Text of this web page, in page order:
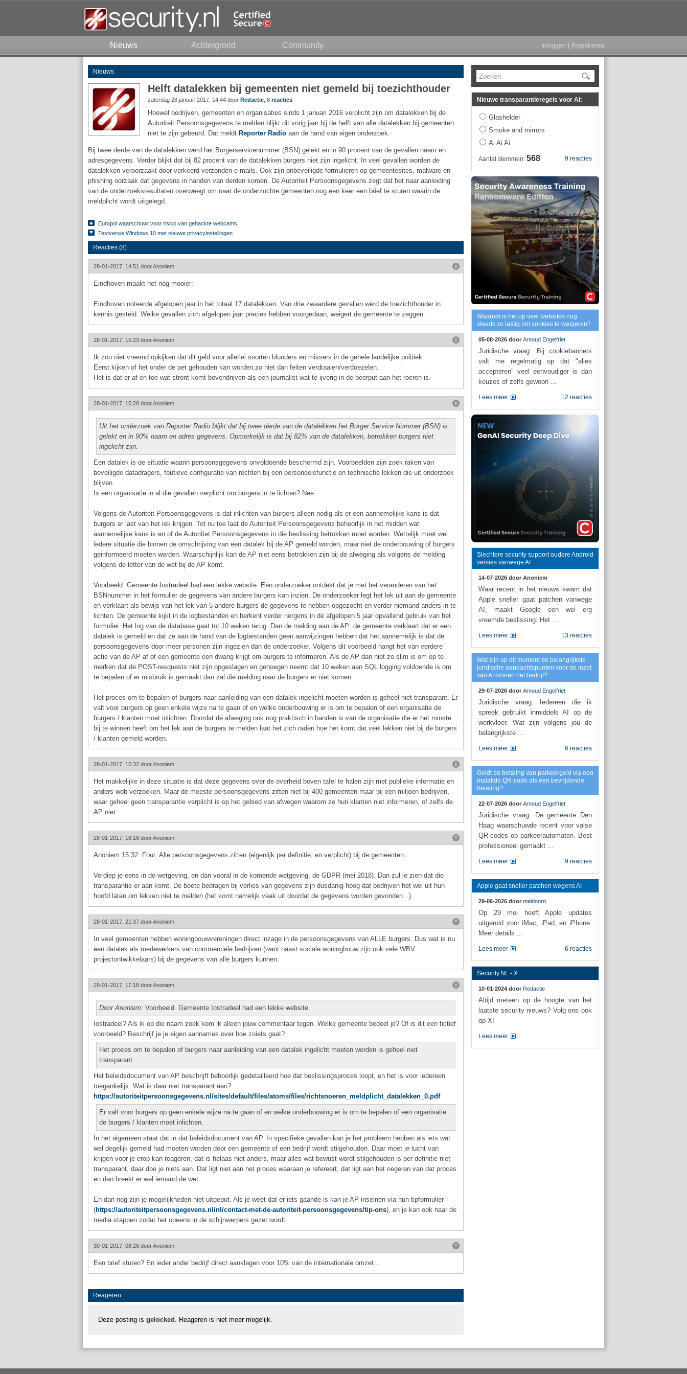
Nieuws Achtergrond Community Inloggen Registreren
Nieuws
Helft datalekken bij gemeenten niet gemeld bij toezichthouder
zaterdag 28 januari 2017, 14:44 door Redactie , 8 reacties
Hoewel bedrijven, gemeenten en organisaties sinds 1 januari 2016 verplicht zijn om datalekken bij de
Autoriteit Persoonsgegevens te melden blijkt dit vorig jaar bij de helft van alle datalekken bij gemeenten
niet te zijn gebeurd. Dat meldt Reporter Radio aan de hand van eigen onderzoek.
Bij twee derde van de datalekken werd het Burgerservicenummer (BSN) gelekt en in 90 procent van de gevallen naam en
adresgegevens. Verder blijkt dat bij 82 procent van de datalekken burgers niet zijn ingelicht. In veel gevallen worden de
datalekken veroorzaakt door verkeerd verzonden e-mails. Ook zijn onbeveiligde formulieren op gemeentesites, malware en
phishing oorzaak dat gegevens in handen van derden komen. De Autoriteit Persoonsgegevens zegt dat het naar aanleiding
van de onderzoeksresultaten overweegt om naar de onderzochte gemeenten nog een keer een brief te sturen waarin de
meldplicht wordt uitgelegd.
Europol waarschuwt voor risico van gehackte webcams
Testversie Windows 10 met nieuwe privacyinstellingen
Reacties (8)
28-01-2017, 14:51 doorAnoniem
Eindhoven maakt het nog mooier:
Eindhoven noteerde afgelopen jaar in het totaal 17 datalekken. Van drie zwaardere gevallen werd de toezichthouder in
kennis gesteld. Welke gevallen zich afgelopen jaar precies hebben voorgedaan, weigert de gemeente te zeggen.
28-01-2017, 15:23 doorAnoniem
Ik zou niet vreemd opkijken dat dit geld voor allerlei soorten blunders en missers in de gehele landelijke politiek.
Eerst kijken of het onder de pet gehouden kan worden,zo niet dan feiten verdraaien/verdoezelen.
Het is dat er af en toe wat stront komt bovendrijven als een journalist wat te ijverig in de beerput aan het roeren is.
28-01-2017, 15:28 doorAnoniem
Uit het onderzoek van Reporter Radio blijkt dat bij twee derde van de datalekken het Burger Service Nummer (BSN) is
gelekt en in 90% naam en adres gegevens. Opmerkelijk is dat bij 82% van de datalekken, betrokken burgers niet
ingelicht zijn.
Een datalek is de situatie waarin persoonsgegevens onvoldoende beschermd zijn. Voorbeelden zijn zoek raken van
beveiligde datadragers, foutieve configuratie van rechten bij een personeelsfunctie en technische lekken die uit onderzoek
blijven.
Is een organisatie in al die gevallen verplicht om burgers in te lichten? Nee.
Volgens de Autoriteit Persoonsgegevens is dat inlichten van burgers alleen nodig als er een aannemelijke kans is dat
burgers er last van het lek krijgen. Tot nu toe laat de Autoriteit Persoonsgegevens behoorlijk in het midden wat
aannemelijke kans is en of de Autoritiet Persoonsgegevens in die beslissing betrokken moet worden. Wettelijk moet wel
iedere situatie die binnen de omschrijving van een datalek bij de AP gemeld worden, maar niet de onderbouwing of burgers
geinformeerd moeten worden. Waarschijnlijk kan de AP niet eens betrokken zijn bij de afweging als volgens de melding
volgens de letter van de wet bij de AP komt.
Voorbeeld. Gemeente Iostradeel had een lekke website. Een onderzoeker ontdekt dat je met het veranderen van het
BSNnummer in het formulier de gegevens van andere burgers kan inzien. De onderzoeker legt het lek uit aan de gemeente
en verklaart als bewijs van het lek van 5 andere burgers de gegevens te hebben opgezocht en verder niemand anders in te
lichten. De gemeente kijkt in de logbestanden en herkent verder nergens in de afgelopen 5 jaar opvallend gebruik van het
formulier. Het log van de database gaat tot 10 weken terug. Dan de melding aan de AP: de gemeente verklaart dat er een
datalek is gemeld en dat ze aan de hand van de logbestanden geen aanwijzingen hebben dat het aannemelijk is dat de
persoonsgegevens door meer personen zijn ingezien dan de onderzoeker. Volgens dit voorbeeld hangt het van verdere
actie van de AP af of een gemeente een dwang krijgt om burgers te informeren. Als de AP dan niet zo slim is om op te
merken dat de POST-resquests niet zijn opgeslagen en genoegen neemt dat 10 weken aan SQL logging voldoende is om
te bepalen of er misbruik is gemaakt dan zal die melding naar de burgers er niet komen.
Het proces om te bepalen of burgers naar aanleiding van een datalek ingelicht moeten worden is geheel niet transparant. Er
valt voor burgers op geen enkele wijze na te gaan of en welke onderbouwing er is om te bepalen of een organisatie de
burgers / klanten moet inlichten. Doordat de afweging ook nog praktisch in handen is van de organisatie die er het minste
bij te winnen heeft om het lek aan de burgers te melden laat het zich raden hoe het komt dat veel lekken niet bij de burgers
/ klanten gemeld worden.
28-01-2017, 15:32 doorAnoniem
Het makkelijke in deze situatie is dat deze gegevens over de overheid boven tafel te halen zijn met publieke informatie en
anders wob-verzoeken. Maar de meeste persoonsgegevens zitten niet bij 400 gemeenten maar bij een miljoen bedrijven,
waar geheel geen transparantie verplicht is op het gebied van afwegen waarom ze hun klanten niet informeren, of zelfs de
AP niet.
28-01-2017, 18:16 doorAnoniem
Anoniem 15:32: Fout. Alle persoonsgegevens zitten (eigenlijk per definitie, en verplicht) bij de gemeenten.
Verdiep je eens in de wetgeving, en dan vooral in de komende wetgeving, de GDPR (mei 2018). Dan zul je zien dat die
transparantie er aan komt. De boete bedragen bij verlies van gegevens zijn dusdanig hoog dat bedrijven het wel uit hun
hoofd laten om lekken niet te melden (het komt namelijk vaak uit doordat de gegevens worden gevonden...).
28-01-2017, 21:37 doorAnoniem
In veel gemeenten hebben woningbouwvereningen direct inzage in de persoonsgegevens van ALLE burgers. Dus wat is nu
een datalek als medewerkers van commerciële bedrijven (want naast sociale woningbouw zijn ook vele WBV
projectontwikkelaars) bij de gegevens van alle burgers kunnen.
29-01-2017, 17:18 doorAnoniem
Door Anoniem: Voorbeeld. Gemeente Iostradeel had een lekke website.
Iostradeel? Als ik op die naam zoek kom ik alleen jouw commentaar tegen. Welke gemeente bedoel je? Of is dit een fictief
voorbeeld? Beschrijf je je eigen aannames over hoe zoiets gaat?
Het proces om te bepalen of burgers naar aanleiding van een datalek ingelicht moeten worden is geheel niet
transparant.
Het beleidsdocument van AP beschrijft behoorlijk gedetailleerd hoe dat beslissingsproces loopt, en het is voor iedereen
toegankelijk. Wat is daar niet transparant aan?
https://autoriteitpersoonsgegevens.nl/sites/default/files/atoms/files/richtsnoeren_meldplicht_datalekken_0.pdf
Er valt voor burgers op geen enkele wijze na te gaan of en welke onderbouwing er is om te bepalen of een organisatie
de burgers / klanten moet inlichten.
In het algemeen staat dat in dat beleidsdocument van AP. In specifieke gevallen kan je het probleem hebben als iets wat
wel degelijk gemeld had moeten worden door een gemeente of een bedrijf wordt stilgehouden. Daar moet je lucht van
krijgen voor je erop kan reageren, dat is helaas niet anders, maar alles wat bewust wordt stilgehouden is per definitie niet
transparant, daar doe je niets aan. Dat ligt niet aan het proces waaraan je refereert, dat ligt aan het negeren van dat proces
en dan breekt er wel iemand de wet.
En dan nog zijn je mogelijkheden niet uitgeput. Als je weet dat er iets gaande is kan je AP inseinen via hun tipformulier
(https://autoriteitpersoonsgegevens.nl/nl/contact-met-de-autoriteit-persoonsgegevens/tip-ons), en je kan ook naar de
media stappen zodat het opeens in de schijnwerpers gezet wordt.
30-01-2017, 08:26 doorAnoniem
Een brief sturen? En ieder ander bedrijf direct aanklagen voor 10% van de internationale omzet...
Reageren
Deze posting is gelocked . Reageren is niet meer mogelijk.
Zoeken
Nieuwe transparantieregels voor AI:
Glashelder
Smoke and mirrors
Ai Ai Ai
9 reacties
Aantal stemmen: 568
Waarom is het op veel websites nog
steeds zo lastig om cookies te weigeren?
05-08-2026 door Arnoud Engelfriet
Juridische vraag: Bij cookiebanners
valt me regelmatig op dat "alles
accepteren" veel eenvoudiger is dan
keuzes of zelfs gewoon ...
12 reacties
Lees meer
Slechtere security support oudere Android
versies vanwege AI
14-07-2026 door Anoniem
Waar recent in het nieuws kwam dat
Apple sneller gaat patchen vanwege
AI, maakt Google een wel erg
vreemde beslissing: Het ...
13 reacties
Lees meer
Wat zijn op dit moment de belangrijkste
juridische aandachtspunten voor de inzet
van AI binnen het bedrijf?
29-07-2026 door Arnoud Engelfriet
Juridische vraag: Iedereen die ik
spreek gebruikt inmiddels AI op de
werkvloer. Wat zijn volgens jou de
belangrijkste ...
6 reacties
Lees meer
Geldt de betaling van parkeergeld via een
malafide QR-code als een bevrijdende
betaling?
22-07-2026 door Arnoud Engelfriet
Juridische vraag: De gemeente Den
Haag waarschuwde recent voor valse
QR-codes op parkeerautomaten. Best
professioneel gemaakt ...
9 reacties
Lees meer
Apple gaat sneller patchen wegens AI
29-06-2026 door meidoorn
Op 29 mei heeft Apple updates
uitgerold voor iMac, iPad, en iPhone.
Meer details ...
6 reacties
Lees meer
Security.NL - X
10-01-2024 door Redactie
Altijd meteen op de hoogte van het
laatste security nieuws? Volg ons ook
op X!
Lees meer